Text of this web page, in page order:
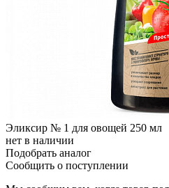
Эликсир № 1 для овощей 250 мл
нет в наличии
Подобрать аналог
Сообщить о поступлении